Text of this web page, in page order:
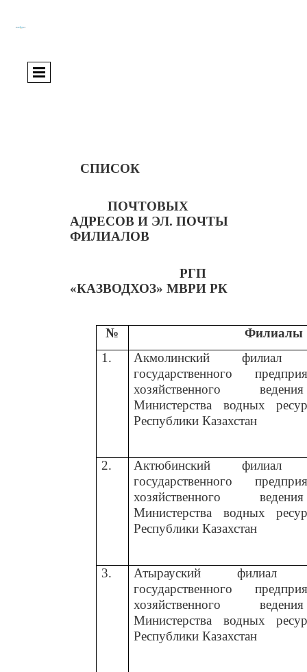
СПИСОК
ПОЧТОВЫХ
АДРЕСОВ И ЭЛ. ПОЧТЫ
ФИЛИАЛОВ
РГП
«КАЗВОДХОЗ» МВРИ РК
№
Филиалы
1.
Акмолинский филиал
государственного
хозяйственного
Министерства водных
Республики Казахстан
2.
Актюбинский филиал
государственного
хозяйственного
Министерства водных
Республики Казахстан
3.
Атырауский филиал
государственного
хозяйственного
Министерства водных
Республики Казахстан